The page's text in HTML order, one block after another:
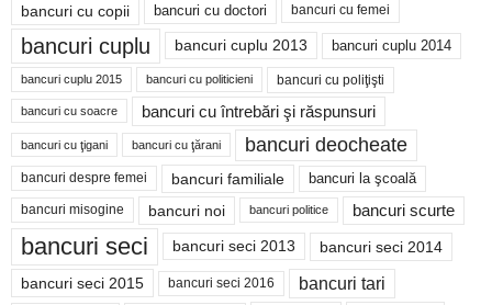
bancuri cu copii bancuri cu doctori bancuri cu femei
bancuri cuplu bancuri cuplu 2013 bancuri cuplu 2014
bancuri cuplu 2015 bancuri cu politicieni bancuri cu poliţişti
bancuri cu soacre bancuri cu întrebări şi răspunsuri
bancuri cu ţigani bancuri cu ţărani bancuri deocheate
bancuri despre femei bancuri familiale bancuri la şcoală
bancuri misogine bancuri noi bancuri politice bancuri scurte
bancuri seci bancuri seci 2013 bancuri seci 2014
bancuri seci 2015 bancuri seci 2016 bancuri tari